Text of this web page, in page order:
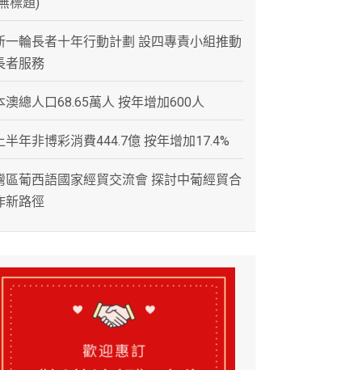
標題)
一輪長者十年行動計劃 設四專責小組推動
者服務
澳總人口68.65萬人 按年增加600人
半年非博彩消費444.7億 按年增加17.4%
區葡西語國家經貿交流會 探討中葡經貿合
新路徑